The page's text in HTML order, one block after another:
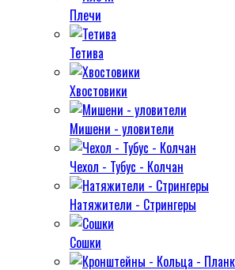
Плечи
Тетива
Хвостовики
Мишени - уловители
Чехол - Тубус - Колчан
Натяжители - Стрингеры
Сошки